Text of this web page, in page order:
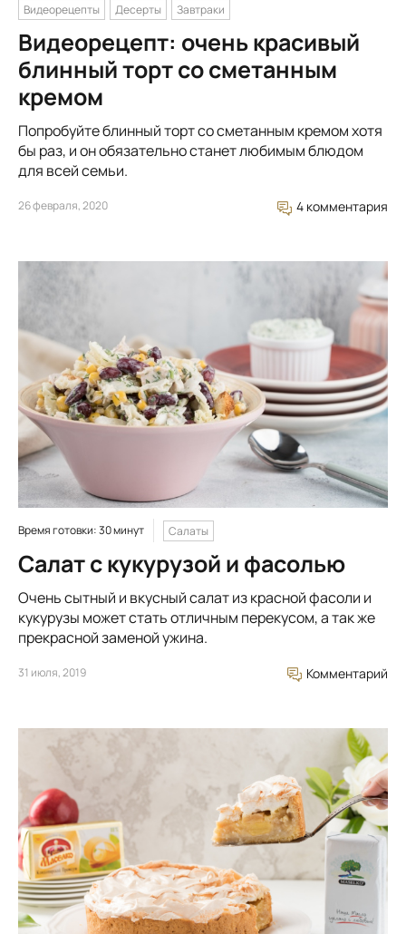
Видеорецепты
Десерты Завтраки
Видеорецепт: очень красивый
блинный торт со сметанным
кремом
Попробуйте блинный торт со сметанным кремом хотя
бы раз, и он обязательно станет любимым блюдом
для всей семьи.
26 февраля, 2020 4 комментария
Время готовки: 30 минут Салаты
Салат с кукурузой и фасолью
Очень сытный и вкусный салат из красной фасоли и
кукурузы может стать отличным перекусом, а так же
прекрасной заменой ужина.
31 июля, 2019 Комментарий